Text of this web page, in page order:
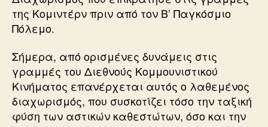
της Κομιντέρν πριν από τον Β’ Παγκόσμιο
Πόλεμο.
Σήμερα, από ορισμένες δυνάμεις στις
γραμμές του Διεθνούς Κομμουνιστικού
Κινήματος επανέρχεται αυτός ο λαθεμένος
διαχωρισμός, που συσκοτίζει τόσο την ταξική
φύση των αστικών καθεστώτων, όσο και την